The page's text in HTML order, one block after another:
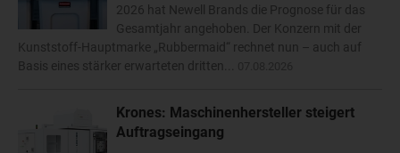
2026 hat Newell Brands die Prognose für das
Gesamtjahr angehoben. Der Konzern mit der
Kunststoff-Hauptmarke „Rubbermaid“ rechnet nun – auch auf
Basis eines stärker erwarteten dritten...
Krones: Maschinenhersteller steigert
Auftragseingang